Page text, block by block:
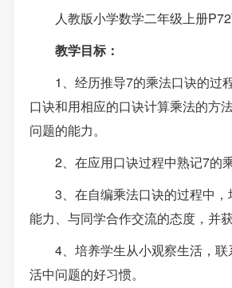
人教版小学数学二年级上册
教学目标：
1、经历推导7的乘法口诀的过
口诀和用相应的口诀计算乘法的方
问题的能力。
2、在应用口诀过程中熟记7的
3、在自编乘法口诀的过程中
能力、与同学合作交流的态度，并
4、培养学生从小观察生活，
活中问题的好习惯。